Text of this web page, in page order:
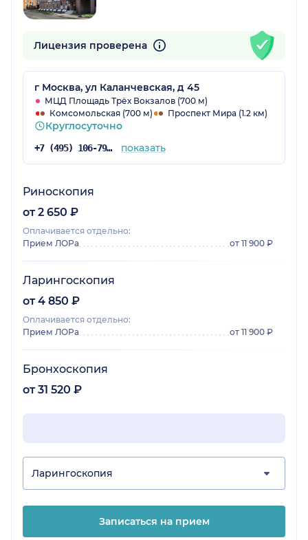
Лицензия проверена
г Москва, ул Каланчевская, д 45
МЦД Площадь Трёх Вокзалов (700 м)
Комсомольская (700 м)
Проспект Мира (1.2 км)
Круглосуточно
+7 (495) 106-79-84 показать
Риноскопия
от 2 650 ₽
Оплачивается отдельно:
Прием ЛОРа
от 11 900 ₽
Ларингоскопия
от 4 850 ₽
Оплачивается отдельно:
Прием ЛОРа
от 11 900 ₽
Бронхоскопия
от 31 520 ₽
Ларингоскопия
Записаться на прием